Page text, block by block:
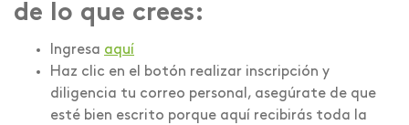
de lo que crees:
Ingresa aquí
Haz clic en el botón realizar inscripción y
diligencia tu correo personal, asegúrate de que
esté bien escrito porque aquí recibirás toda la